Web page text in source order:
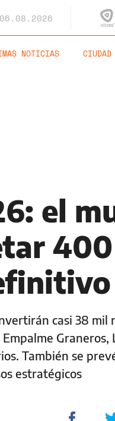
06.08.2026
NOTICIAS CIUDAD
el
casi 38 mil
Graneros,
También se
estratégicos